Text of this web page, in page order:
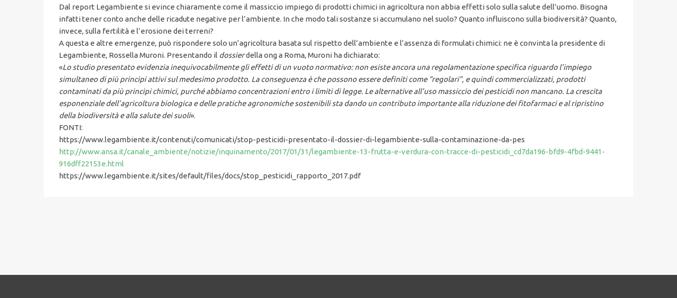
Dal report Legambiente si evince chiaramente come il massiccio impiego di prodotti chimici in agricoltura non abbia effetti solo sulla salute dell’uomo. Bisogna
infatti tener conto anche delle ricadute negative per l’ambiente. In che modo tali sostanze si accumulano nel suolo? Quanto influiscono sulla biodiversità? Quanto,
invece, sulla fertilità e l’erosione dei terreni?
A questa e altre emergenze, può rispondere solo un’agricoltura basata sul rispetto dell’ambiente e l’assenza di formulati chimici: ne è convinta la presidente di
Legambiente, Rossella Muroni. Presentando il dossierdella ong a Roma, Muroni ha dichiarato:
«Lo studio presentato evidenzia inequivocabilmente gli effetti di un vuoto normativo: non esiste ancora una regolamentazione specifica riguardo l’impiego
simultaneo di più principi attivi sul medesimo prodotto. La conseguenza è che possono essere definiti come “regolari”, e quindi commercializzati, prodotti
contaminati da più principi chimici, purché abbiamo concentrazioni entro i limiti di legge. Le alternative all’uso massiccio dei pesticidi non mancano. La crescita
esponenziale dell’agricoltura biologica e delle pratiche agronomiche sostenibili sta dando un contributo importante alla riduzione dei fitofarmaci e al ripristino
della biodiversità e alla salute dei suoli».
FONTI:
https://www.legambiente.it/contenuti/comunicati/stop-pesticidi-presentato-il-dossier-di-legambiente-sulla-contaminazione-da-pes
http://www.ansa.it/canale_ambiente/notizie/inquinamento/2017/01/31/legambiente-13-frutta-e-verdura-con-tracce-di-pesticidi_cd7da196-bfd9-4fbd-9441-
916dff22153e.html
https://www.legambiente.it/sites/default/files/docs/stop_pesticidi_rapporto_2017.pdf